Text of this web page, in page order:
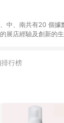
中、南共有20 個據
展店經驗及創新的
盡企業社會責任，
排行榜